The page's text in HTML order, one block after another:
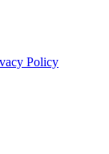
Policy